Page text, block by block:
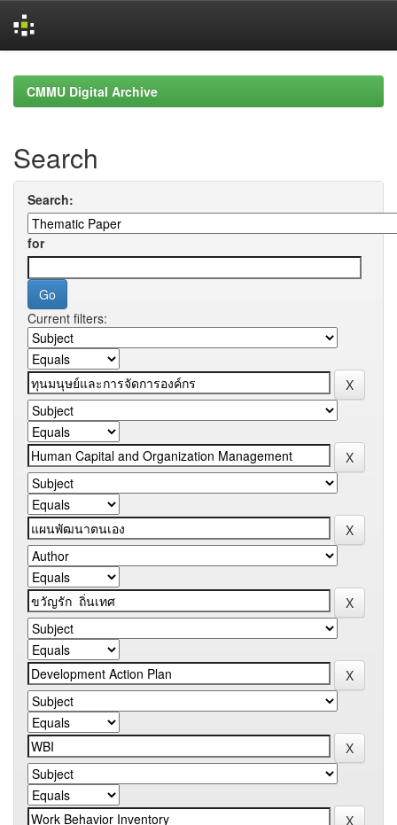
navigationCMMU Digital Archive
Search
Search:
for
Current filters: